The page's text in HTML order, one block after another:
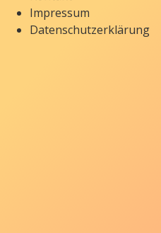
Impressum
Datenschutzerklärung